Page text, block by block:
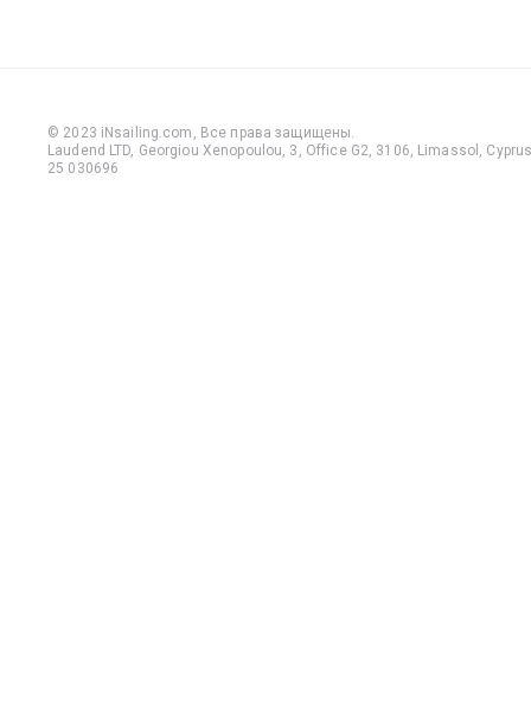
© 2023 iNsailing.com, Все права защищены.
Laudend LTD, Georgiou Xenopoulou, 3, Office G2, 3106, Limassol,
25 030696